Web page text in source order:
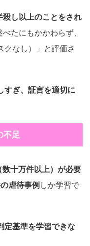
し以上のことをされ
たにもかかわらず、
なし）」と評価さ
すぎ、証言を適切に
足
十万件以上）が必要
虐待事例 しか学習で
定基準を学習できな